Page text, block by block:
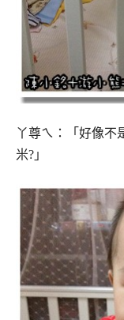
丫尊ㄟ：「好像不
米?」